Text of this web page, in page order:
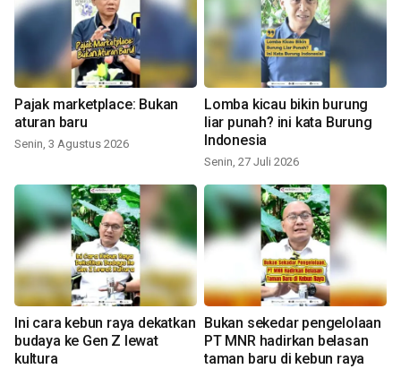
Pajak marketplace: Bukan
aturan baru
Senin, 3 Agustus 2026
Lomba kicau bikin burung
liar punah? ini kata Burung
Indonesia
Senin, 27 Juli 2026
Ini cara kebun raya dekatkan
budaya ke Gen Z lewat
kultura
Bukan sekedar pengelolaan
PT MNR hadirkan belasan
taman baru di kebun raya